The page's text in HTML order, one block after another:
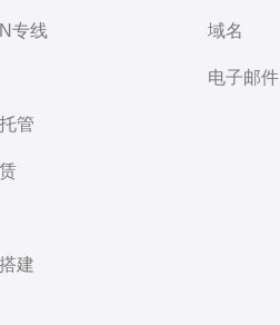
专线
管
建
域名
电子邮件